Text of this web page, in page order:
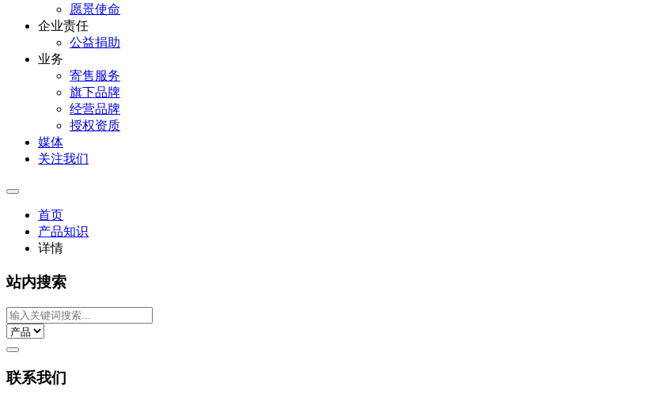
愿景使命
企业责任
公益捐助
业务
寄售服务
旗下品牌
经营品牌
授权资质
媒体
关注我们
首页
产品知识
详情
站内搜索
联系我们